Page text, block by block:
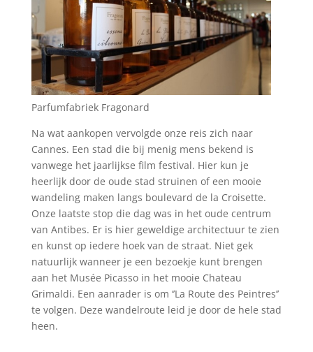
Parfumfabriek Fragonard
Na wat aankopen vervolgde onze reis zich naar
Cannes. Een stad die bij menig mens bekend is
vanwege het jaarlijkse film festival. Hier kun je
heerlijk door de oude stad struinen of een mooie
wandeling maken langs boulevard de la Croisette.
Onze laatste stop die dag was in het oude centrum
van Antibes. Er is hier geweldige architectuur te zien
en kunst op iedere hoek van de straat. Niet gek
natuurlijk wanneer je een bezoekje kunt brengen
aan het Musée Picasso in het mooie Chateau
Grimaldi. Een aanrader is om ‘’La Route des Peintres’’
te volgen. Deze wandelroute leid je door de hele stad
heen.